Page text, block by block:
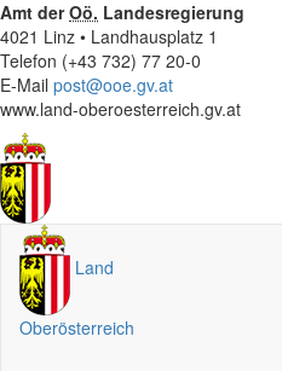
Amt derOö. Landesregierung
4021 Linz • Landhausplatz 1
Telefon (+43 732) 77 20-0
E-Mail post@ooe.gv.at
www.land-oberoesterreich.gv.at
Land
Oberösterreich